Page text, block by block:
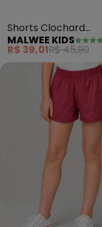
Shorts Clochard
Corações (Rosa)
MALWEE KIDS
R$ 39,01R$ 45,90